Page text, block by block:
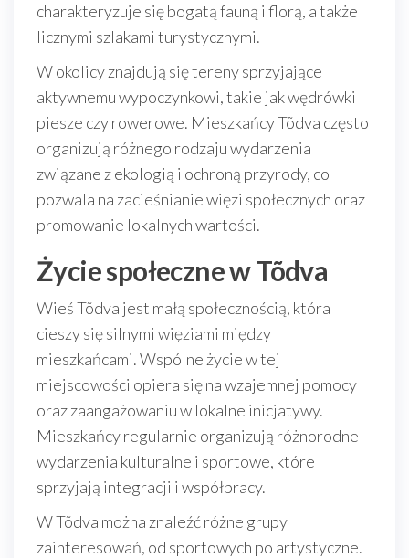
charakteryzuje się bogatą fauną i florą, a także
licznymi szlakami turystycznymi.
W okolicy znajdują się tereny sprzyjające
aktywnemu wypoczynkowi, takie jak wędrówki
piesze czy rowerowe. Mieszkańcy Tõdva często
organizują różnego rodzaju wydarzenia
związane z ekologią i ochroną przyrody, co
pozwala na zacieśnianie więzi społecznych oraz
promowanie lokalnych wartości.
Życie społeczne w Tõdva
Wieś Tõdva jest małą społecznością, która
cieszy się silnymi więziami między
mieszkańcami. Wspólne życie w tej
miejscowości opiera się na wzajemnej pomocy
oraz zaangażowaniu w lokalne inicjatywy.
Mieszkańcy regularnie organizują różnorodne
wydarzenia kulturalne i sportowe, które
sprzyjają integracji i współpracy.
W Tõdva można znaleźć różne grupy
zainteresowań, od sportowych po artystyczne.